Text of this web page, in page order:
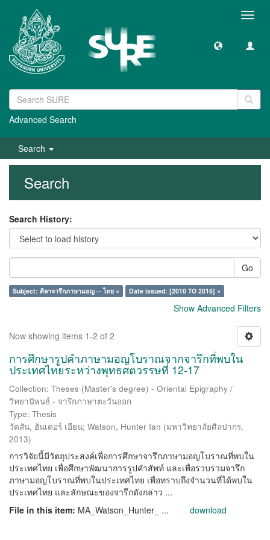
Advanced Search
Search
Search
Search History:
Go
Subject: ศิลาจารึกภาษามอญ -- ไทย × Date issued: [2010 TO 2016] ×
Show Advanced Filters
Now showing items 1-2 of 2
การศึกษารูปคำภาษามอญโบราณจากจารึกที่พบใน
ประเทศไทยระหว่างพุทธศตวรรษที่ 12-17
Collection: Theses (Master's degree) - Oriental Epigraphy /
วิทยานิพนธ์ - จารึกภาษาตะวันออก
Type: Thesis
วัตสัน, ฮันเตอร์ เอียน; Watson, Hunter Ian (มหาวิทยาลัยศิลปากร,
2013)
การวิจัยนี้มีวัตถุประสงค์เพื่อการศึกษาจารึกภาษามอญโบราณที่พบใน
ประเทศไทย เพื่อศึกษาพัฒนาการรูปคำสัพท์ และเพื่อรวบรวมจารึก
ภาษามอญโบราณที่พบในประเทศไทย เพื่อทราบถึงจำนวนที่ได้พบใน
ประเทศไทย และลักษณะของจารึกดังกล่าว ...
File in this item: MA_Watson_Hunter_ ... download